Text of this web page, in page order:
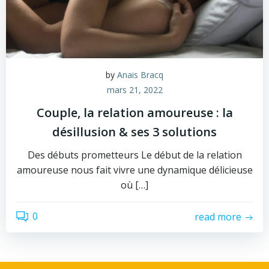
by Anais Bracq
mars 21, 2022
Couple, la relation amoureuse : la
désillusion & ses 3 solutions
Des débuts prometteurs Le début de la relation
amoureuse nous fait vivre une dynamique délicieuse
où […]
0 read more